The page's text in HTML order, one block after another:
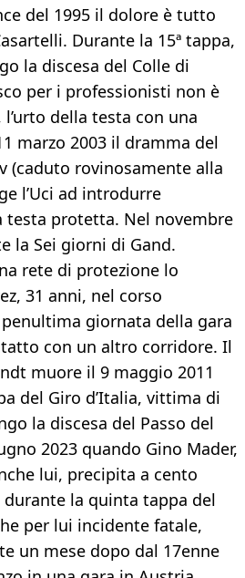
del 1995 il dolore è tutto
Durante la 15ª tappa,
la discesa del Colle di
per i professionisti non è
della testa con una
marzo 2003 il dramma del
(caduto rovinosamente alla
l’Uci ad introdurre
testa protetta. Nel novembre
la Sei giorni di Gand.
rete di protezione lo
31 anni, nel corso
penultima giornata della gara
con un altro corridore. Il
muore il 9 maggio 2011
del Giro d’Italia, vittima di
la discesa del Passo del
2023 quando Gino Mader,
lui, precipita a cento
durante la quinta tappa del
per lui incidente fatale,
un mese dopo dal 17enne